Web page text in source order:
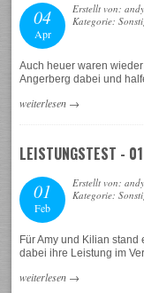
04
Apr
Erstellt von: andy
Kategorie:
Auch heuer waren
Angerberg dabei und
weiterlesen →
LEISTUNGSTEST -
01
Feb
Erstellt von: andy
Kategorie:
Für Amy und Kilian
dabei ihre Leistung im
weiterlesen →